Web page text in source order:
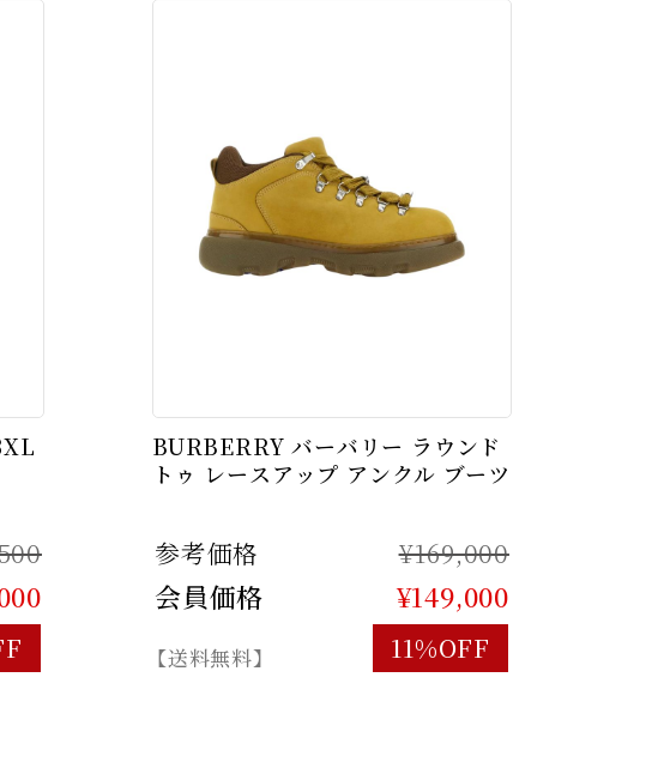
BURBERRY バーバリー ラウンド
トゥ レースアップ アンクル ブーツ
参考価格 ¥169,000
会員価格 ¥149,000
【送料無料】 11%OFF